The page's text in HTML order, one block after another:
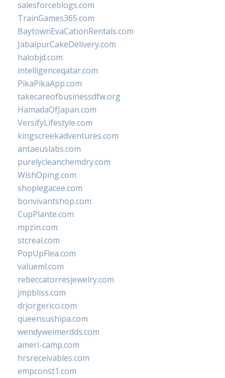
salesforceblogs.com
TrainGames365.com
BaytownEvaCationRentals.com
JabalpurCakeDelivery.com
halobjd.com
intelligenceqatar.com
PikaPikaApp.com
takecareofbusinessdfw.org
HamadaOfJapan.com
VersifyLifestyle.com
kingscreekadventures.com
antaeuslabs.com
purelycleanchemdry.com
WishOping.com
shoplegacee.com
bonvivantshop.com
CupPlante.com
mpzin.com
stcreal.com
PopUpFlea.com
valueml.com
rebeccatorresjewelry.com
jmpbliss.com
drjorgerico.com
queensushipa.com
wendyweimerdds.com
ameri-camp.com
hrsreceivables.com
empconst1.com